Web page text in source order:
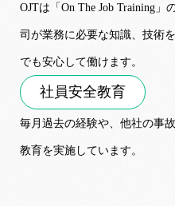
OJTは「On The Job Training
司が業務に必要な知識、技術
でも安心して働けます。
社員安全教育
毎月過去の経験や、他社の事
教育を実施しています。